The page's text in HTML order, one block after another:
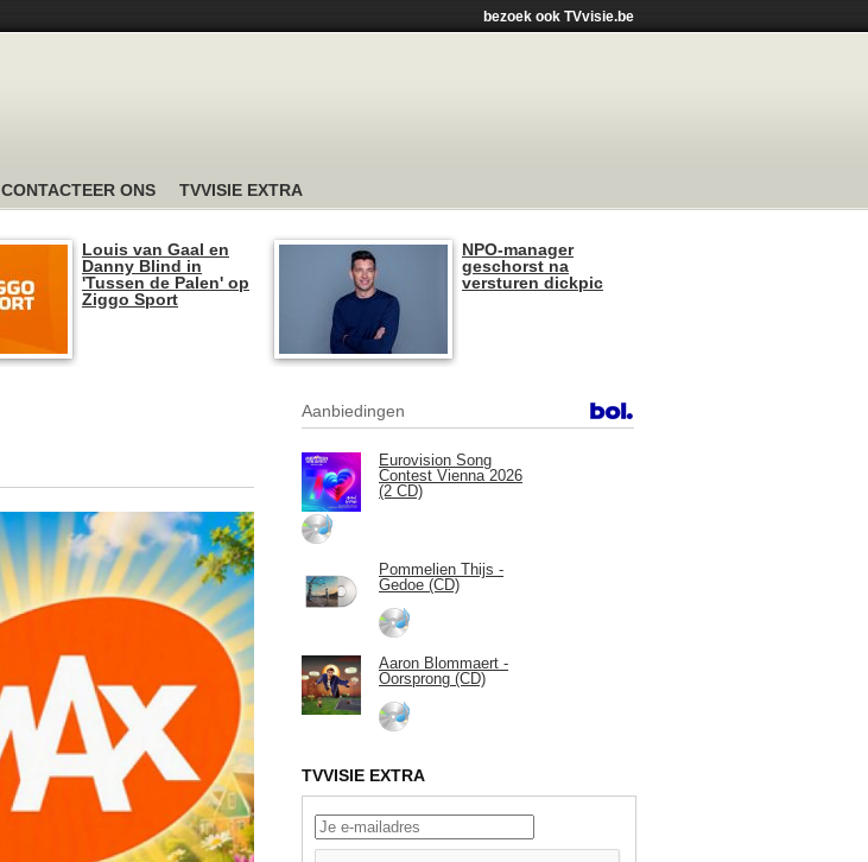
bezoek ook TVvisie.be
CONTACTEER ONS TVVISIE EXTRA
Louis van Gaal en
Danny Blind in
'Tussen de Palen' op
Ziggo Sport
NPO-manager
geschorst na
versturen dickpic
Aanbiedingen
Eurovision Song
Contest Vienna 2026
(2 CD)
Pommelien Thijs -
Gedoe (CD)
Aaron Blommaert -
Oorsprong (CD)
TVVISIE EXTRA